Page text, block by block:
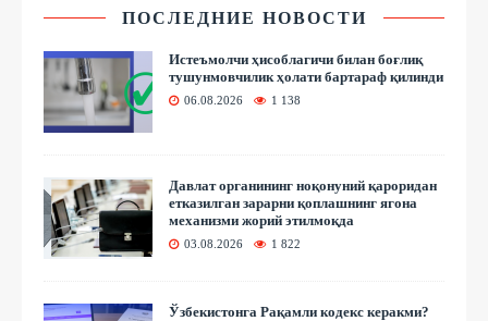
ПОСЛЕДНИЕ НОВОСТИ
Истеъмолчи ҳисоблагичи билан боғлиқ
тушунмовчилик ҳолати бартараф қилинди
06.08.2026 1 138
Давлат органининг ноқонуний қароридан
етказилган зарарни қоплашнинг ягона
механизми жорий этилмоқда
03.08.2026 1 822
Ўзбекистонга Рақамли кодекс керакми?